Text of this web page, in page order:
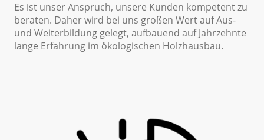
Es ist unser Anspruch, unsere Kunden kompetent zu
beraten. Daher wird bei uns großen Wert auf Aus-
und Weiterbildung gelegt, aufbauend auf Jahrzehnte
lange Erfahrung im ökologischen Holzhausbau.